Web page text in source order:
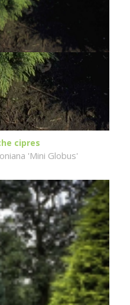
cipres
'Mini Globus'